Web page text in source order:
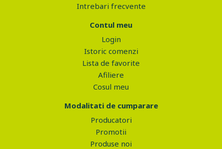
Intrebari frecvente
Contul meu
Login
Istoric comenzi
Lista de favorite
Afiliere
Cosul meu
Modalitati de cumparare
Producatori
Promotii
Produse noi